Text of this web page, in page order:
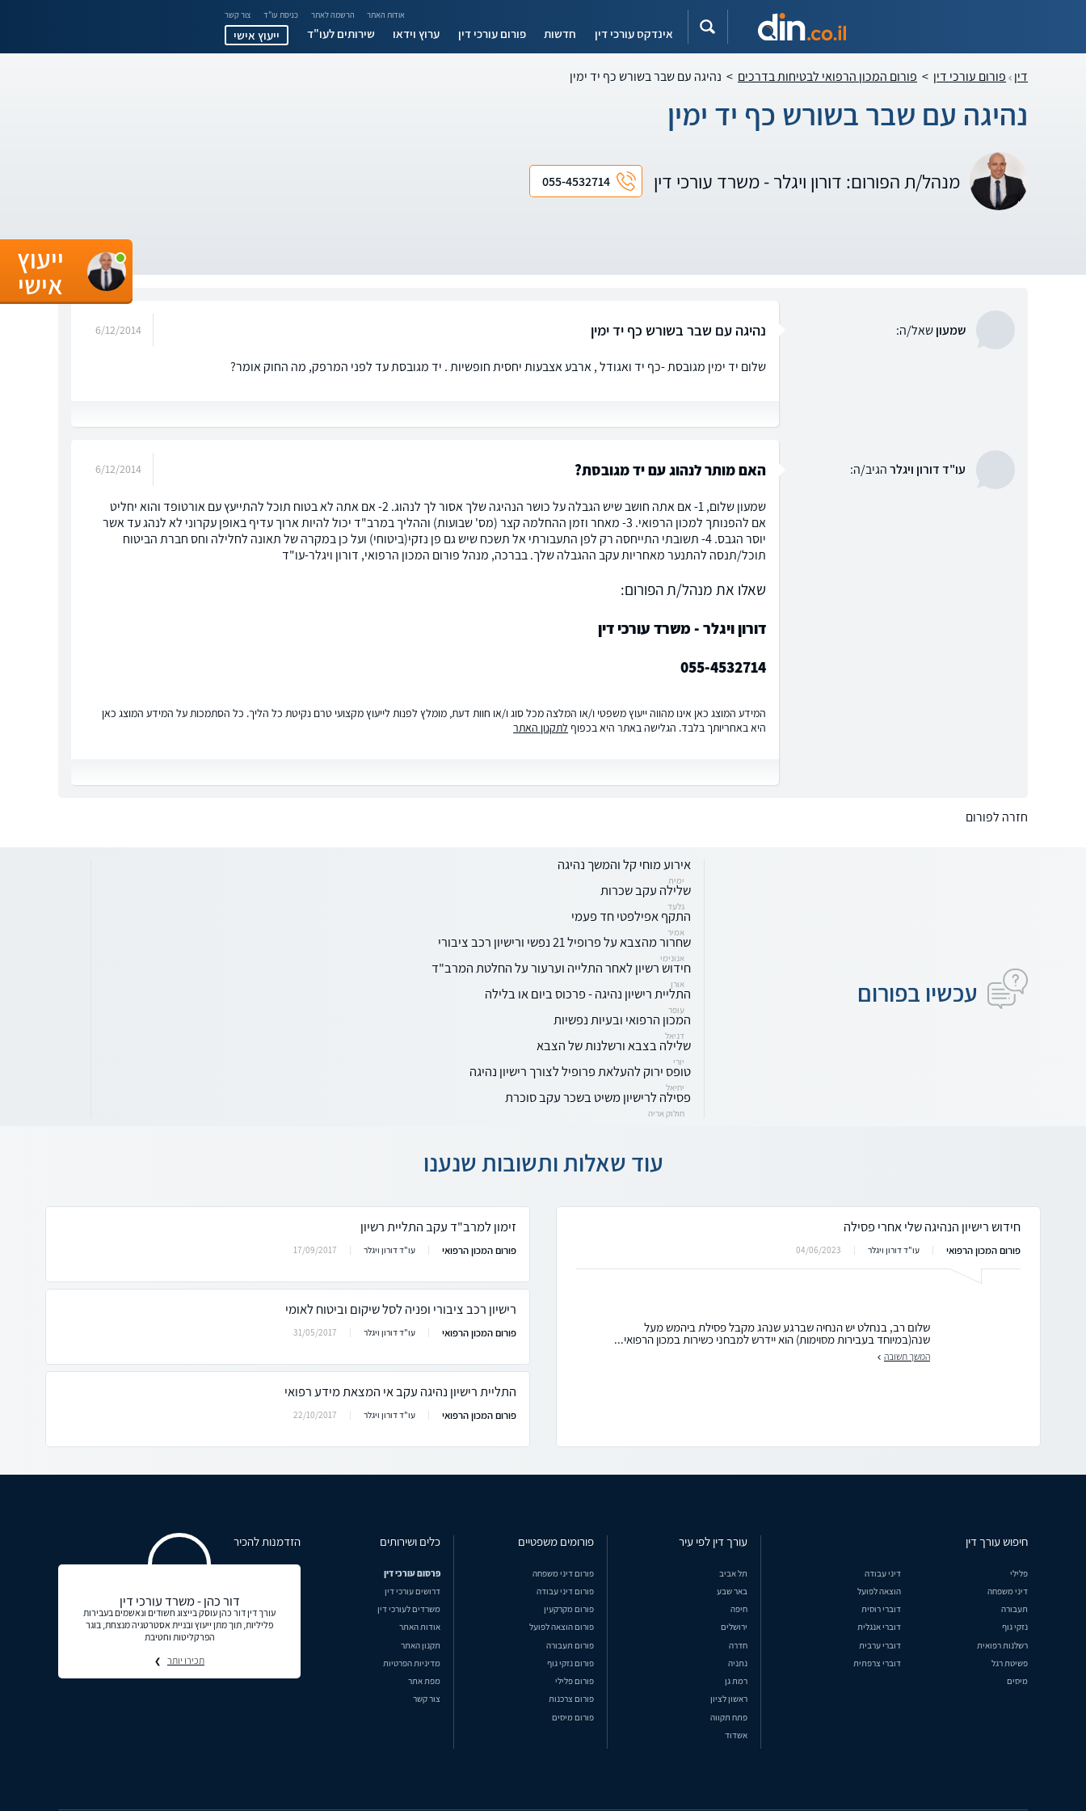
אודות האתר הרשמה לאתר כניסת עו"ד צור קשר
אינדקס עורכי דין חדשות פורום עורכי דין ערוץ וידאו שירותים לעו"ד ייעוץ אישי
דין פורום עורכי דין > פורום המכון הרפואי לבטיחות בדרכים > נהיגה עם שבר בשורש כף יד ימין
נהיגה עם שבר בשורש כף יד ימין
מנהל/ת הפורום: דורון ויגלר - משרד עורכי דין 055-4532714
שמעוןשאל/ה: נהיגה עם שבר בשורש כף יד ימין 6/12/2014
שלום יד ימין מגובסת -כף יד ואגודל , ארבע אצבעות יחסית חופשיות . יד מגובסת עד לפני המרפק, מה החוק אומר?
עו"ד דורון ויגלרהגיב/ה: האם מותר לנהוג עם יד מגובסת? 6/12/2014
שמעון שלום, 1- אם אתה חושב שיש הגבלה על כושר הנהיגה שלך אסור לך לנהוג. 2- אם אתה לא בטוח תוכל להתייעץ עם אורטופד והוא יחליט
אם להפנותך למכון הרפואי. 3- מאחר וזמן ההחלמה קצר (מס' שבועות) וההליך במרב"ד יכול להיות ארוך עדיף באופן עקרוני לא לנהג עד אשר
יוסר הגבס. 4- תשובתי התייחסה רק לפן התעבורתי אל תשכח שיש גם פן נזקי(ביטוחי) ועל כן במקרה של תאונה לחלילה וחס חברת הביטוח
תוכל/תנסה להתנער מאחריות עקב ההגבלה שלך. בברכה, מנהל פורום המכון הרפואי, דורון ויגלר-עו"ד
שאלו את מנהל/ת הפורום:
דורון ויגלר - משרד עורכי דין
055-4532714
המידע המוצג כאן אינו מהווה ייעוץ משפטי ו/או המלצה מכל סוג ו/או חוות דעת, מומלץ לפנות לייעוץ מקצועי טרם נקיטת כל הליך. כל הסתמכות על המידע המוצג כאן
היא באחריותך בלבד. הגלישה באתר היא בכפוף לתקנון האתר
חזרה לפורום
עכשיו בפורום
אירוע מוחי קל והמשך נהיגה
ימית
שלילה עקב שכרות
גלעד
התקף אפילפטי חד פעמי
אמיר
שחרור מהצבא על פרופיל 21 נפשי ורישיון רכב ציבורי
אנונימי
חידוש רשיון לאחר התלייה וערעור על החלטת המרב"ד
אורן
התליית רישיון נהיגה - פרכוס ביום או בלילה
עופר
המכון הרפואי ובעיות נפשיות
דניאל
שלילה בצבא ורשלנות של הצבא
יורי
טופס ירוק להעלאת פרופיל לצורך רישיון נהיגה
יחיאל
פסילה לרישיון משיט בשכר עקב סוכרת
חולוק אריה
עוד שאלות ותשובות שנענו
חידוש רישיון הנהיגה שלי אחרי פסילה
פורום המכון הרפואי עו"ד דורון ויגלר 04/06/2023
שלום רב, בנחלט יש הנחיה שברגע שנהג מקבל פסילת ביהמש מעל
שנה(במיוחד בעבירות מסוימות) הוא יידרש למבחני כשירות במכון הרפואי...
המשך תשובה
זימון למרב"ד עקב התליית רשיון
פורום המכון הרפואי עו"ד דורון ויגלר 17/09/2017
רישיון רכב ציבורי ופניה לסל שיקום וביטוח לאומי
פורום המכון הרפואי עו"ד דורון ויגלר 31/05/2017
התליית רישיון נהיגה עקב אי המצאת מידע רפואי
פורום המכון הרפואי עו"ד דורון ויגלר 22/10/2017
ייעוץ
אישי
חיפוש עורך דין
פלילי
דיני עבודה
דיני משפחה
הוצאה לפועל
תעבורה
דוברי רוסית
נזקי גוף
דוברי אנגלית
רשלנות רפואית
דוברי ערבית
פשיטת רגל
דוברי צרפתית
מיסים
עורך דין לפי עיר
תל אביב
באר שבע
חיפה
ירושלים
חדרה
נתניה
רמת גן
ראשון לציון
פתח תקווה
אשדוד
פורומים משפטיים
פורום דיני משפחה
פורום דיני עבודה
פורום מקרקעין
פורום הוצאה לפועל
פורום תעבורה
פורום נזקי גוף
פורום פלילי
פורום צרכנות
פורום מיסים
כלים ושירותים
פרסום עורכי דין
דרושים עורכי דין
משרדים לעורכי דין
אודות האתר
תקנון האתר
מדיניות הפרטיות
מפת אתר
צור קשר
הזדמנות להכיר
דור כהן - משרד עורכי דין
עורך דין דור כהן עוסק בייצוג חשודים ונאשמים בעבירות
פליליות, תוך מתן ייעוץ ובניית אסטרטגיה מנצחת, בוגר
הפרקליטות וחטיבת
תכירו יותר